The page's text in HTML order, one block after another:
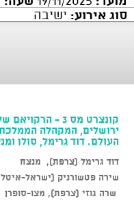
סוג אירוע: ישיבה
קונצרט מס 3 -
ירושלים, המקהלה
העולם. דוד גרימל, סולן
דוד גרימל (צרפת), מנצח
שירה פטשורניק (ישראל-
שרה גוזי (צרפת), מצו-סופרן